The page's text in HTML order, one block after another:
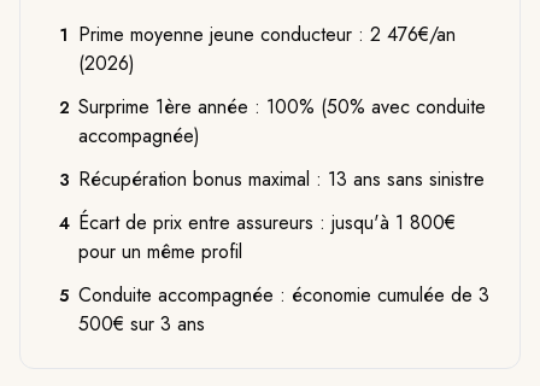
1 Prime moyenne jeune conducteur : 2 476€/an
(2026)
2 Surprime 1ère année : 100% (50% avec conduite
accompagnée)
3 Récupération bonus maximal : 13 ans sans sinistre
4 Écart de prix entre assureurs : jusqu'à 1 800€
pour un même profil
5 Conduite accompagnée : économie cumulée de 3
500€ sur 3 ans